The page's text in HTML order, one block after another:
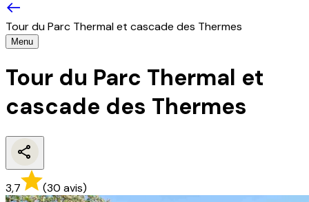
Tour du Parc Thermal et cascade des Thermes
Menu
Tour du Parc Thermal et
cascade des Thermes
3,7 (30 avis)